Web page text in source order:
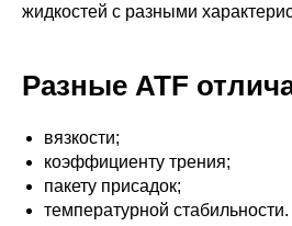
жидкостей с разными
Разные ATF
вязкости;
коэффициенту трения;
пакету присадок;
температурной стабильности.